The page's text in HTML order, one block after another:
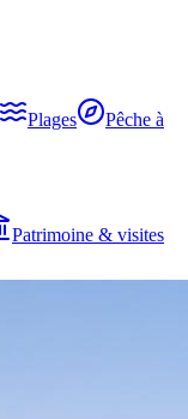
Plages
Pêche à
Patrimoine & visites